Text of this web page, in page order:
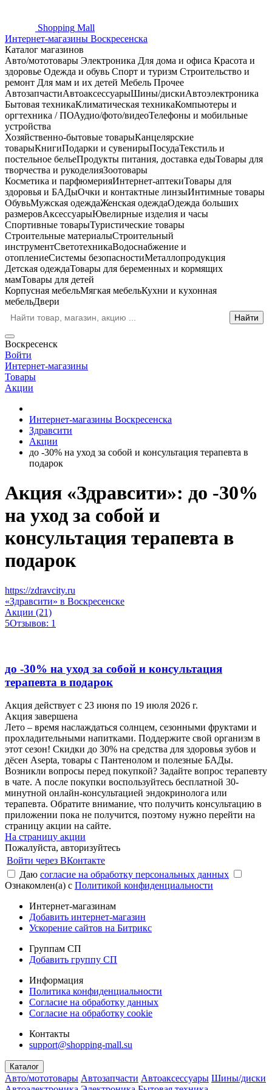
Shopping Mall
Интернет-магазины Воскресенска
Каталог магазинов
Авто/мототовары Электроника Для дома и офиса Красота и
здоровье Одежда и обувь Спорт и туризм Строительство и
ремонт Для мам и их детей Мебель Прочее
АвтозапчастиАвтоаксессуарыШины/дискиАвтоэлектроника
Бытовая техникаКлиматическая техникаКомпьютеры и
оргтехника / ПОАудио/фото/видеоТелефоны и мобильные
устройства
Хозяйственно-бытовые товарыКанцелярские
товарыКнигиПодарки и сувенирыПосудаТекстиль и
постельное бельеПродукты питания, доставка едыТовары для
творчества и рукоделияЗоотовары
Косметика и парфюмерияИнтернет-аптекиТовары для
здоровья и БАДыОчки и контактные линзыИнтимные товары
ОбувьМужская одеждаЖенская одеждаОдежда больших
размеровАксессуарыЮвелирные изделия и часы
Спортивные товарыТуристические товары
Строительные материалыСтроительный
инструментСветотехникаВодоснабжение и
отоплениеСистемы безопасностиМеталлопродукция
Детская одеждаТовары для беременных и кормящих
мамТовары для детей
Корпусная мебельМягкая мебельКухни и кухонная
мебельДвери
Воскресенск
Войти
Интернет-магазины
Товары
Акции
Интернет-магазины Воскресенска
Здравсити
Акции
до -30% на уход за собой и консультация терапевта в
подарок
Акция «Здравсити»: до -30%
на уход за собой и
консультация терапевта в
подарок
https://zdravcity.ru
«Здравсити» в Воскресенске
Акции (21)
5Отзывов: 1
до -30% на уход за собой и консультация
терапевта в подарок
Акция действует с 23 июня по 19 июля 2026 г.
Акция завершена
Лето – время наслаждаться солнцем, сезонными фруктами и
прохладительными напитками. Поддержите свой организм в
этот сезон! Скидки до 30% на средства для здоровья зубов и
дёсен Asepta, товары с Пантенолом и полезные БАДы.
Возникли вопросы перед покупкой? Задайте вопрос терапевту
в чате. А после покупки воспользуйтесь бесплатной 30-
минутной онлайн-консультацией эндокринолога или
терапевта. Обратите внимание, что получить консультацию в
приложении пока не получится, поэтому нужно перейти на
страницу акции на сайте.
На страницу акции
Пожалуйста, авторизуйтесь
Войти через ВКонтакте
Даю согласие на обработку персональных данных
Ознакомлен(а) с Политикой конфиденциальности
Интернет-магазинам
Добавить интернет-магазин
Ускорение сайтов на Битрикс
Группам СП
Добавить группу СП
Информация
Политика конфиденциальности
Согласие на обработку данных
Согласие на обработку cookie
Контакты
support@shopping-mall.su
Каталог
Авто/мототовары Автозапчасти Автоаксессуары Шины/диски